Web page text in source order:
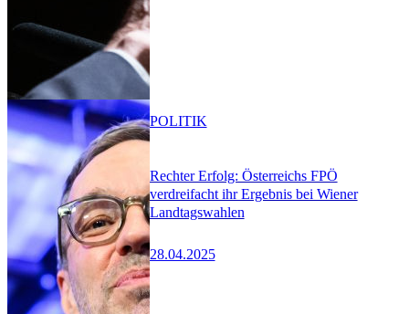
Rechter Erfolg: Österreichs FPÖ
verdreifacht ihr Ergebnis bei Wiener
Landtagswahlen
28.04.2025
POLITIK